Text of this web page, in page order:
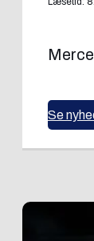
Se